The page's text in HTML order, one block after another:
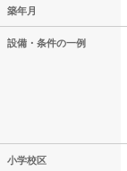
築年月
設備・条件の一例
小学校区